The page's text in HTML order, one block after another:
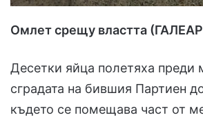
Омлет срещу властта
Десетки яйца полетяха преди
сградата на бившия Партиен
където се помещава част от